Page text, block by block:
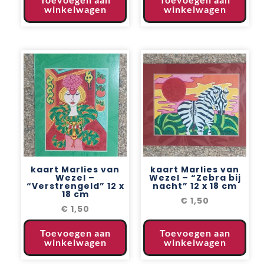
winkelwagen
winkelwagen
kaart Marlies van
Wezel –
“Verstrengeld” 12 x
18 cm
€ 1,50
Toevoegen aan
winkelwagen
kaart Marlies van
Wezel – “Zebra bij
nacht” 12 x 18 cm
€ 1,50
Toevoegen aan
winkelwagen